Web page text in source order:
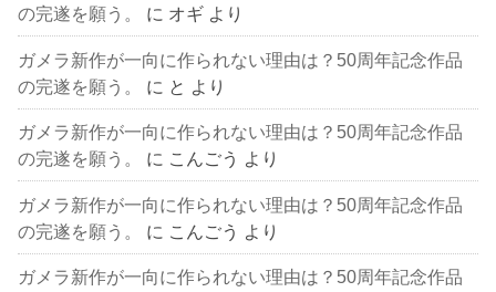
の完遂を願う。
に オギ より
ガメラ新作が一向に作られない理由は？50周年記念作品
の完遂を願う。
に と より
ガメラ新作が一向に作られない理由は？50周年記念作品
の完遂を願う。
に こんごう より
ガメラ新作が一向に作られない理由は？50周年記念作品
の完遂を願う。
に こんごう より
ガメラ新作が一向に作られない理由は？50周年記念作品